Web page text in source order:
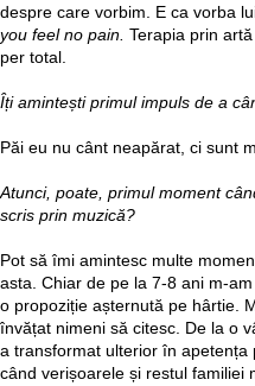
despre care vorbim. E ca vorba
you feel no pain. Terapia prin
per total.
Îți amintești primul impuls de a
Păi eu nu cânt neapărat, ci sunt
Atunci, poate, primul moment
scris prin muzică?
Pot să îmi amintesc multe
asta. Chiar de pe la 7-8 ani m-
o propoziție așternută pe hârtie.
învățat nimeni să citesc. De la o
a transformat ulterior în apetența
când verișoarele și restul familiei